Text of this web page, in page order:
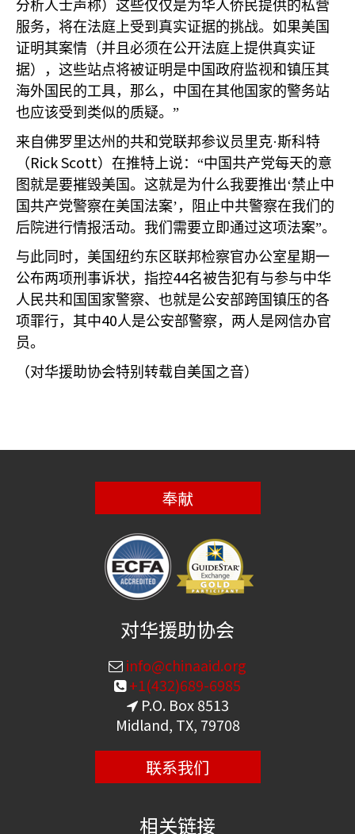
分析人士声称）这些仅仅是为华人侨民提供的私营
服务，将在法庭上受到真实证据的挑战。如果美国
证明其案情（并且必须在公开法庭上提供真实证
据），这些站点将被证明是中国政府监视和镇压其
海外国民的工具，那么，中国在其他国家的警务站
也应该受到类似的质疑。”
来自佛罗里达州的共和党联邦参议员里克·斯科特
（ Rick Scott）在推特上说：“中国共产党每天的意
图就是要摧毁美国。这就是为什么我要推出‘禁止中
国共产党警察在美国法案’，阻止中共警察在我们的
后院进行情报活动。我们需要立即通过这项法案”。
与此同时，美国纽约东区联邦检察官办公室星期一
公布两项刑事诉状，指控44名被告犯有与参与中华
人民共和国国家警察、也就是公安部跨国镇压的各
项罪行，其中40人是公安部警察，两人是网信办官
员。
（对华援助协会特别转载自美国之音）
奉献
对华援助协会
info@chinaaid.org
+1(432)689-6985
P.O. Box 8513
Midland, TX, 79708
联系我们
相关链接